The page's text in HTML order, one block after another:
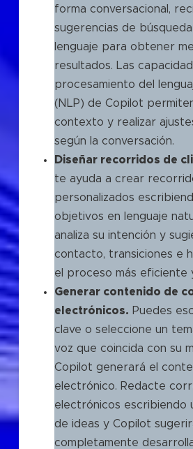
forma conversacional,
sugerencias de
lenguaje para obtener
resultados. Las
procesamiento del
(NLP) de Copilot
contexto y realizar
según la conversación.
Diseñar recorridos de
te ayuda a crear
personalizados
objetivos en lenguaje
analiza su intención y
contacto, transiciones e
el proceso más eficiente
Generar contenido de
electrónicos. Puedes
clave o seleccione un
voz que coincida con su
Copilot generará el
electrónico. Redacte
electrónicos escribiendo
de ideas y Copilot
completamente